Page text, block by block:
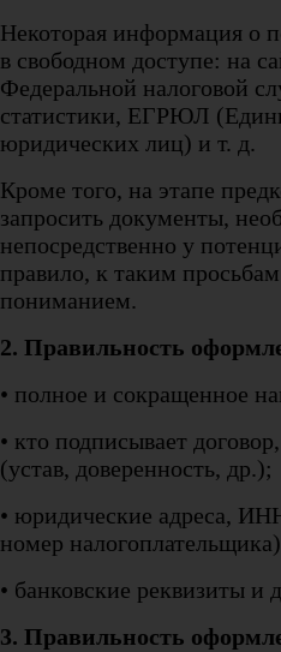
Некоторая информация о
в свободном доступе: на
Федеральной налоговой
статистики, ЕГРЮЛ
юридических лиц) и т. д.
Кроме того, на этапе
запросить документы,
непосредственно у
правило, к таким
пониманием.
2. Правильность
• полное и сокращенное
• кто подписывает
(устав, доверенность, др.);
• юридические адреса,
номер
• банковские реквизиты и
3. Правильность